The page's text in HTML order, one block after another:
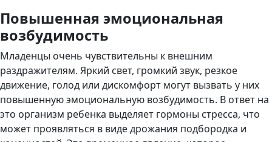
Повышенная эмоциональная
возбудимость
Младенцы очень чувствительны к внешним
раздражителям. Яркий свет, громкий звук, резкое
движение, голод или дискомфорт могут вызвать у них
повышенную эмоциональную возбудимость. В ответ на
это организм ребенка выделяет гормоны стресса, что
может проявляться в виде дрожания подбородка и